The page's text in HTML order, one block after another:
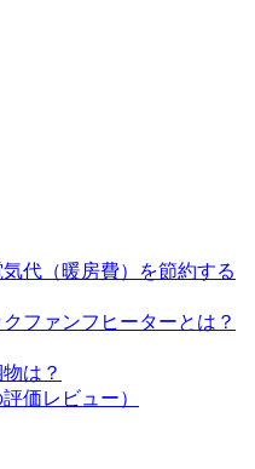
代（暖房費）を節約する
ファンフヒーターとは？
は？
価レビュー）